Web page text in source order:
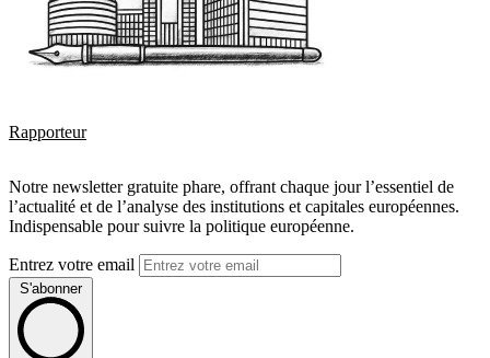
Rapporteur
Notre newsletter gratuite phare, offrant chaque jour l’essentiel de
l’actualité et de l’analyse des institutions et capitales européennes.
Indispensable pour suivre la politique européenne.
Entrez votre email
S'abonner